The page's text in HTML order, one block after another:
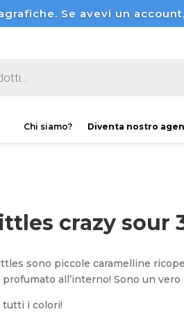
Se avevi un account,
Chi siamo? Diventa nostro
crazy sour
sono piccole caramelline
all’interno! Sono un
tutti i colori!